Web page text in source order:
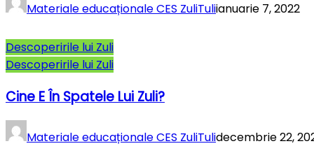
Materiale educaționale CES ZuliTuliianuarie 7, 2022
Descoperirile lui Zuli
Descoperirile lui Zuli
Cine E În Spatele Lui Zuli?
Materiale educaționale CES ZuliTulidecembrie 22,